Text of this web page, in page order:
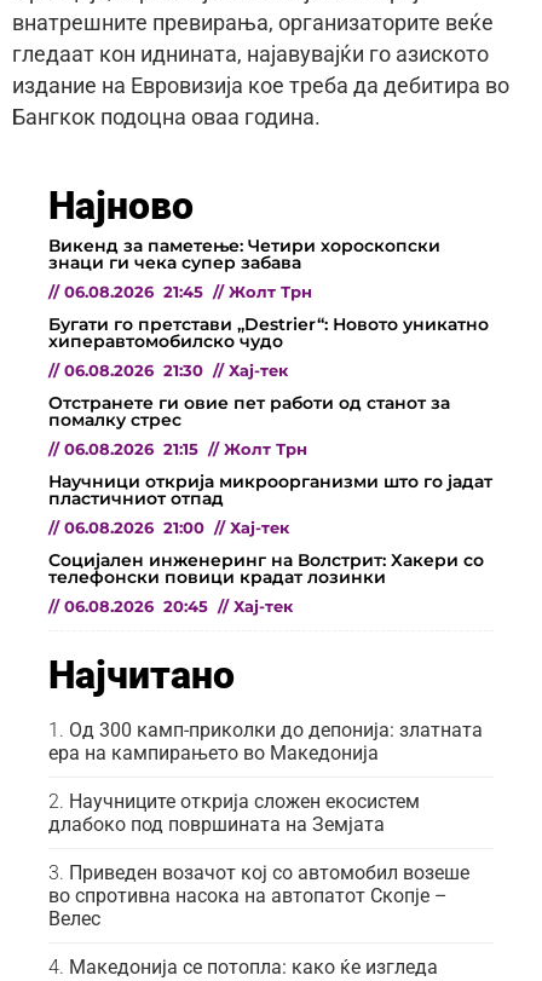
внатрешните превирања, организаторите веќе
гледаат кон иднината, најавувајќи го азиското
издание на Евровизија кое треба да дебитира во
Бангкок подоцна оваа година.
Најново
Викенд за паметење: Четири хороскопски
знаци ги чека супер забава
// 06.08.2026 21:45 // Жолт Трн
Бугати го претстави „Destrier“: Новото уникатно
хиперавтомобилско чудо
// 06.08.2026 21:30 // Хај-тек
Отстранете ги овие пет работи од станот за
помалку стрес
// 06.08.2026 21:15 // Жолт Трн
Научници открија микроорганизми што го јадат
пластичниот отпад
// 06.08.2026 21:00 // Хај-тек
Социјален инженеринг на Волстрит: Хакери со
телефонски повици крадат лозинки
// 06.08.2026 20:45 // Хај-тек
Најчитано
Од 300 камп-приколки до депонија: златната
ера на кампирањето во Македонија
Научниците открија сложен екосистем
длабоко под површината на Земјата
Приведен возачот кој со автомобил возеше
во спротивна насока на автопатот Скопје –
Велес
Македонија се потопла: како ќе изгледа